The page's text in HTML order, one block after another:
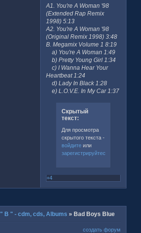
A1. You're A Woman '98
(Extended Rap Remix
1998) 5:13
A2. You're A Woman '98
(Original Remix 1998) 3:48
B. Megamix Volume 1 8:19
a) You're A Woman 1:49
b) Pretty Young Girl 1:34
c) I Wanna Hear Your
Heartbeat 1:24
d) Lady In Black 1:28
e) L.O.V.E. In My Car 1:37
Скрытый
текст:
Для просмотра
скрытого текста -
войдитеили
зарегистрируйтесь
+4
" B " - cdm, cds, Albums » Bad Boys Blue
создать форум